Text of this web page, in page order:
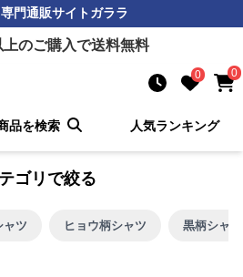
専門通販サイトガララ
上のご購入で送料無料
0 0
品を検索 人気ランキング
ゴリで絞る
ャツ ヒョウ柄シャツ 黒柄シャツ